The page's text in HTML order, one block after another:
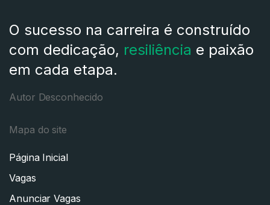
O sucesso na carreira é construído
com dedicação, resiliência e paixão
em cada etapa.
Autor Desconhecido
Mapa do site
Página Inicial
Vagas
Anunciar Vagas